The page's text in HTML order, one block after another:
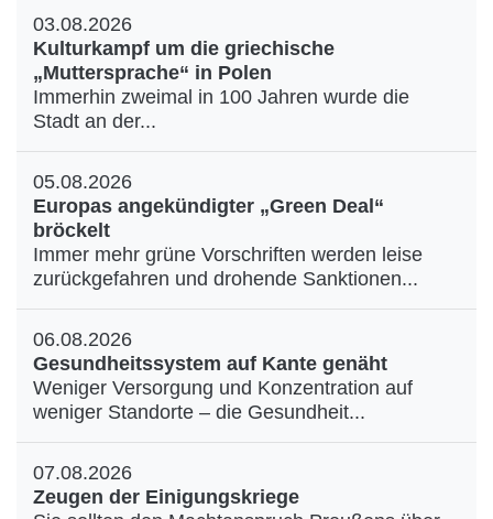
03.08.2026
Kulturkampf um die griechische
„Muttersprache“ in Polen
Immerhin zweimal in 100 Jahren wurde die
Stadt an der...
05.08.2026
Europas angekündigter „Green Deal“
bröckelt
Immer mehr grüne Vorschriften werden leise
zurückgefahren und drohende Sanktionen...
06.08.2026
Gesundheitssystem auf Kante genäht
Weniger Versorgung und Konzentration auf
weniger Standorte – die Gesundheit...
07.08.2026
Zeugen der Einigungskriege